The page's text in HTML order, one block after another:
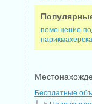
помещение
Бесплатные